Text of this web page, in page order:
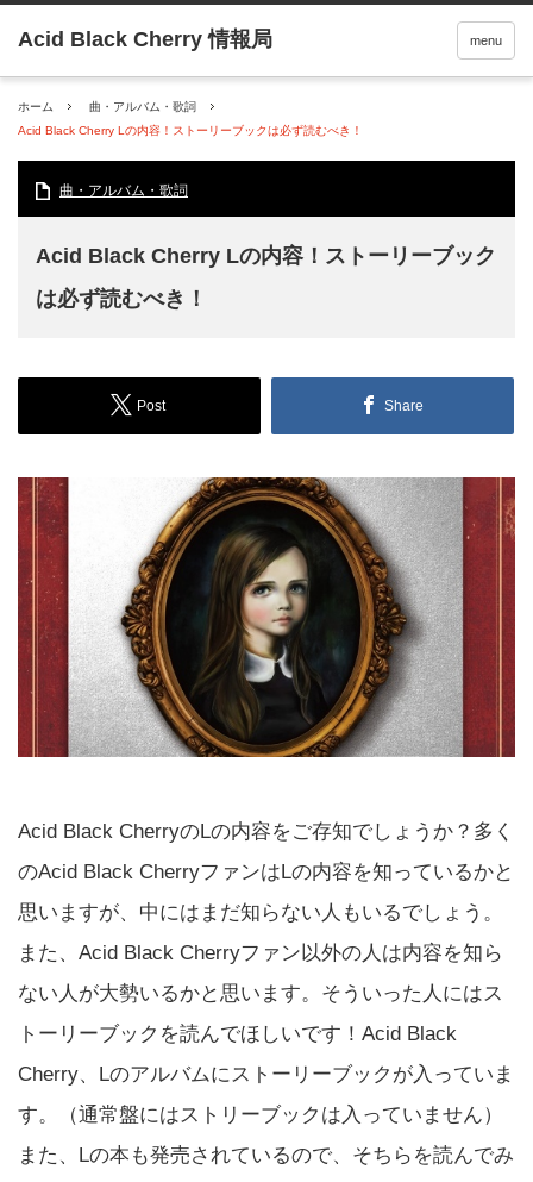
menu
ホーム
曲・アルバム・歌詞
Acid Black Cherry Lの内容！ストーリーブックは必ず読むべき！
曲・アルバム・歌詞
Acid Black Cherry Lの内容！ストーリーブック
は必ず読むべき！
Post Share
Acid Black CherryのLの内容をご存知でしょうか？多く
のAcid Black CherryファンはLの内容を知っているかと
思いますが、中にはまだ知らない人もいるでしょう。
また、Acid Black Cherryファン以外の人は内容を知ら
ない人が大勢いるかと思います。そういった人にはス
トーリーブックを読んでほしいです！Acid Black
Cherry、Lのアルバムにストーリーブックが入っていま
す。（通常盤にはストリーブックは入っていません）
また、Lの本も発売されているので、そちらを読んでみ